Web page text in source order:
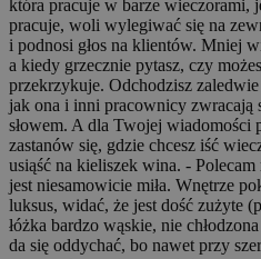
która pracuje w barze wieczorami,
pracuje, woli wylegiwać się na
i podnosi głos na klientów. Mniej
a kiedy grzecznie pytasz, czy
przekrzykuje. Odchodzisz
jak ona i inni pracownicy zwracają
słowem. A dla Twojej wiadomości
zastanów się, gdzie chcesz iść
usiąść na kieliszek wina. -
jest niesamowicie miła. Wnętrze
luksus, widać, że jest dość zużyte
łóżka bardzo wąskie, nie
da się oddychać, bo nawet przy